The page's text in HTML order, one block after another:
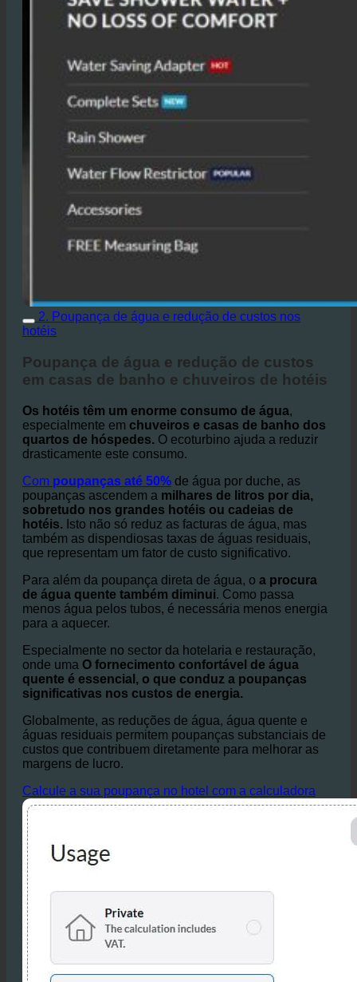
2. Poupança de água e redução de custos nos
Poupança de água e redução de custos
Os hotéis têm um enorme consumo de água,
especialmente emchuveiros e casas de banho dos
quartos de hóspedes.O ecoturbino ajuda a reduzir
Compoupanças até 50%de água por duche, as
poupanças ascendem amilhares de litros por dia,
sobretudo nos grandes hotéis ou cadeias de
hotéis.Isto não só reduz as facturas de água, mas
também as dispendiosas taxas de águas residuais,
Para além da poupança direta de água, o a procura
de água quente também diminui. Como passa
menos água pelos tubos, é necessária menos energia
Especialmente no sector da hotelaria e restauração,
onde umaO fornecimento confortável de água
quente é essencial, o que conduz a poupanças
Globalmente, as reduções de água, água quente e
águas residuais permitem poupanças substanciais de
custos que contribuem diretamente para melhorar as
Calcule a sua poupança no hotel com a calculadora